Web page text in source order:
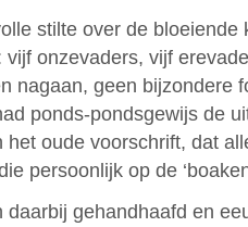
stilte over de bloeiende
onzevaders, vijf
nagaan, geen bijzondere
ponds-pondsgewijs de
het oude voorschrift, dat
persoonlijk op de
daarbij gehandhaafd en